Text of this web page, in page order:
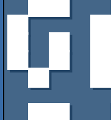
██
██  ██
██  ██
  ██    ██        ████  ████                           ░░▒▒▒▒▒▒▒▒▒▒▒▒▒▒▒▒▒▒▒▒▒░░